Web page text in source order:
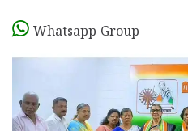
Whatsapp Group